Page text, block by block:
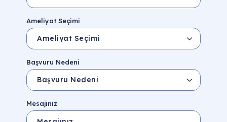
Ameliyat Seçimi
Başvuru Nedeni
Mesajınız